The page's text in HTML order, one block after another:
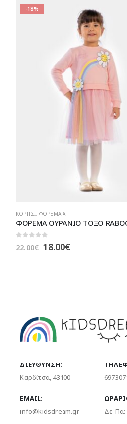
-25%
ΒΡΕΦΙΚΟ ΚΟΡΙΤΣΙ,ΚΟΡΙΤΣΙ
ΡΟΖ ΦΟΡΕΜΑ ΑΣΥΜΕΤΡΟ ΜΕ
15.00€
ΔΙΕΎΘΥΝΣΗ:
Καρδίτσα, 43100
EMAIL:
info@kidsdream.gr
Δε-Πα: